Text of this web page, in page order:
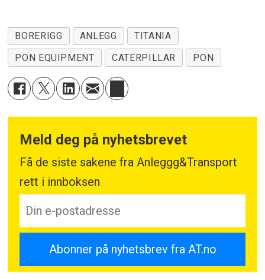
BORERIGG ANLEGG
TITANIA
PON EQUIPMENT
CATERPILLAR PON
Meld deg på nyhetsbrevet
Få de siste sakene fra Anleggg&Transport
rett i innboksen